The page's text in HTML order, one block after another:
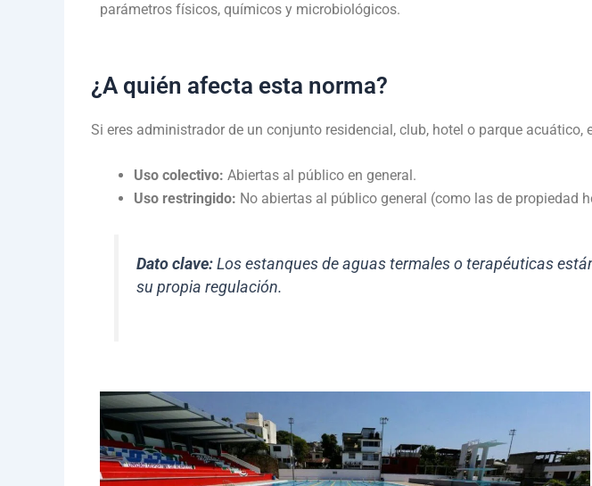
parámetros físicos, químicos y microbiológicos.
¿A quién afecta esta norma?
Si eres administrador de un conjunto residencial, club, hotel o parque
Uso colectivo: Abiertas al público en general .
Uso restringido: No abiertas al público general (como las de propiedad
Dato clave: Los estanques de aguas termales o terapéuticas
su propia regulación.